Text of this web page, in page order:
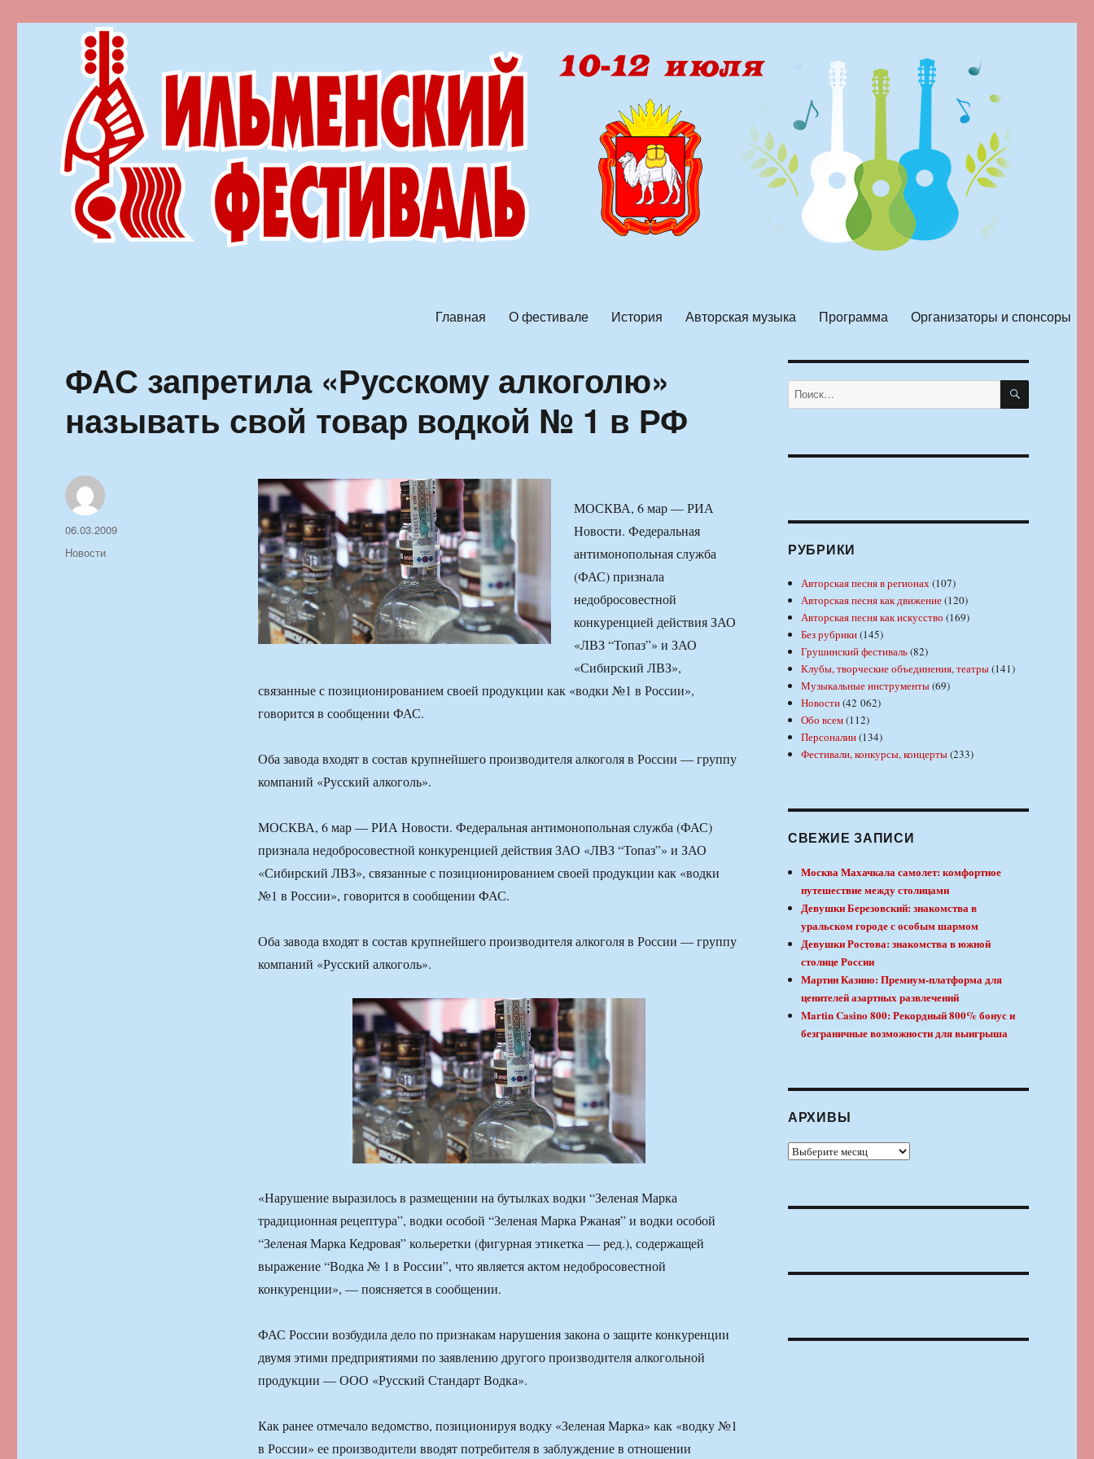
Главная О фестивале История Авторская музыка Программа Организаторы и спонсоры
ФАС запретила «Русскому алкоголю»
называть свой товар водкой № 1 в РФ
МОСКВА, 6 мар — РИА
Новости. Федеральная
антимонопольная служба
(ФАС) признала
недобросовестной
конкуренцией действия ЗАО
«ЛВЗ “Топаз”» и ЗАО
«Сибирский ЛВЗ»,
связанные с позиционированием своей продукции как «водки №1 в России»,
говорится в сообщении ФАС.
Оба завода входят в состав крупнейшего производителя алкоголя в России — группу
компаний «Русский алкоголь».
МОСКВА, 6 мар — РИА Новости. Федеральная антимонопольная служба (ФАС)
признала недобросовестной конкуренцией действия ЗАО «ЛВЗ “Топаз”» и ЗАО
«Сибирский ЛВЗ», связанные с позиционированием своей продукции как «водки
№1 в России», говорится в сообщении ФАС.
Оба завода входят в состав крупнейшего производителя алкоголя в России — группу
компаний «Русский алкоголь».
«Нарушение выразилось в размещении на бутылках водки “Зеленая Марка
традиционная рецептура”, водки особой “Зеленая Марка Ржаная” и водки особой
“Зеленая Марка Кедровая” кольеретки (фигурная этикетка — ред.), содержащей
выражение “Водка № 1 в России”, что является актом недобросовестной
конкуренции», — поясняется в сообщении.
ФАС России возбудила дело по признакам нарушения закона о защите конкуренции
двумя этими предприятиями по заявлению другого производителя алкогольной
продукции — ООО «Русский Стандарт Водка».
Как ранее отмечало ведомство, позиционируя водку «Зеленая Марка» как «водку №1
в России» ее производители вводят потребителя в заблуждение в отношении
Автор
Опубликовано
06.03.2009
Рубрики
Новости
Искать: ПОИСК
РУБРИКИ
Авторская песня в регионах(107)
Авторская песня как движение(120)
Авторская песня как искусство (169)
Без рубрики(145)
Грушинский фестиваль(82)
Клубы, творческие объединения, театры(141)
Музыкальные инструменты(69)
Новости(42 062)
Обо всем(112)
Персоналии(134)
Фестивали, конкурсы, концерты(233)
СВЕЖИЕ ЗАПИСИ
Москва Махачкала самолет: комфортное
путешествие между столицами
Девушки Березовский: знакомства в
уральском городе с особым шармом
Девушки Ростова: знакомства в южной
столице России
Мартин Казино: Премиум-платформа для
ценителей азартных развлечений
Martin Casino 800: Рекордный 800% бонус и
безграничные возможности для выигрыша
АРХИВЫ
Архивы